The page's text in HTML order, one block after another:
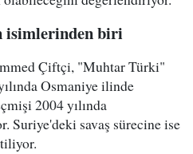
isimlerinden biri
Çiftçi, "Muhtar Türki"
Osmaniye ilinde
2004 yılında
Suriye'deki savaş sürecine ise